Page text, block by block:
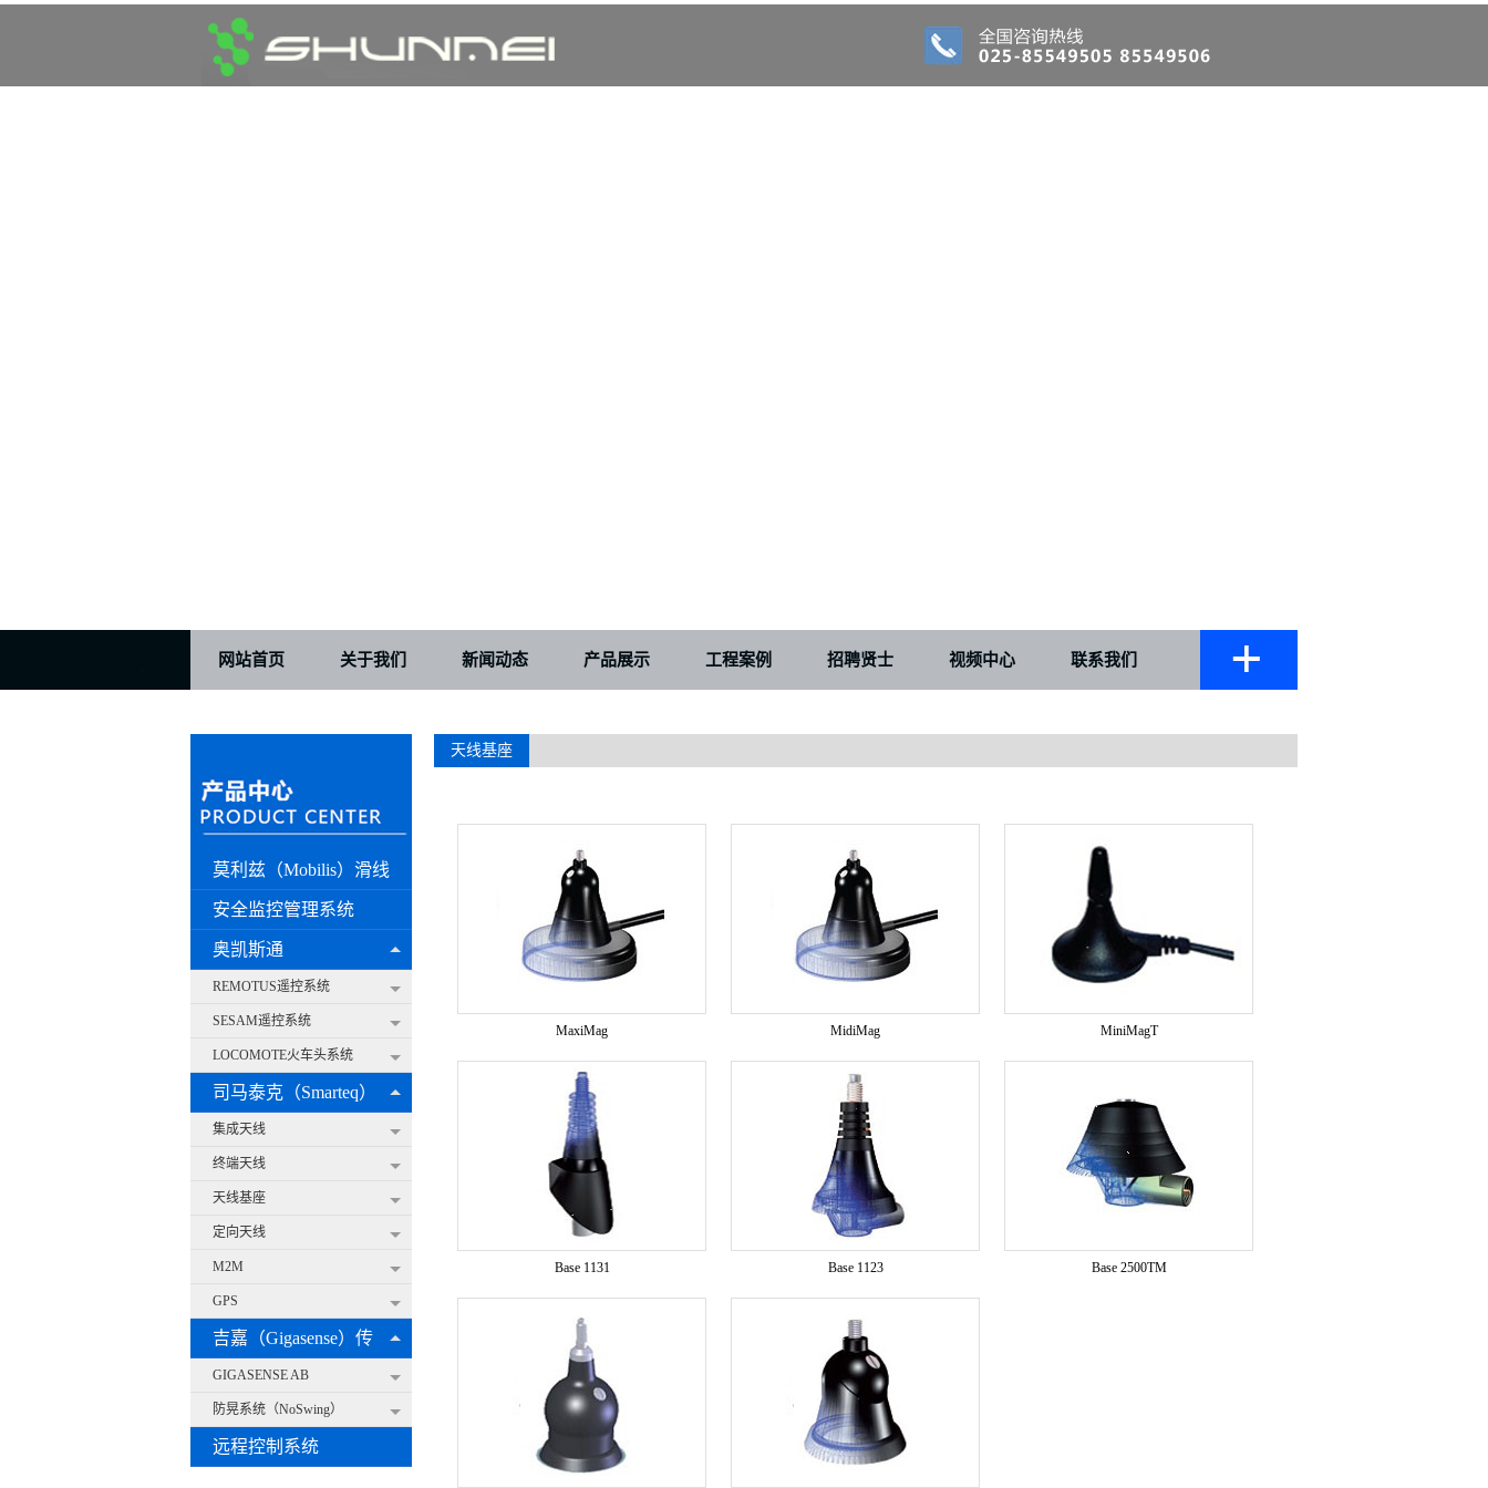
网站首页 关于我们 新闻动态 产品展示 工程案例 招聘贤士 视频中心 联系我们
莫利兹（Mobilis）滑线
安全监控管理系统
（CSM）
奥凯斯通
（Akerstroms）遥控器
REMOTUS遥控系统
SESAM遥控系统
LOCOMOTE火车头系统
司马泰克（Smarteq）
天线
集成天线
终端天线
天线基座
定向天线
M2M
GPS
吉嘉（Gigasense）传
感器
GIGASENSE AB
防晃系统（NoSwing）
远程控制系统
天线基座
MaxiMag MidiMag MiniMagT
Base 1131 Base 1123 Base 2500TM